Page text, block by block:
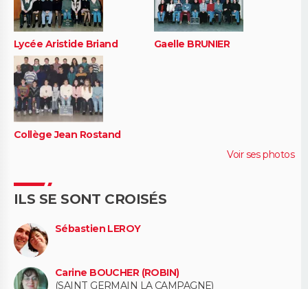
Lycée Aristide Briand Gaelle BRUNIER
Collège Jean Rostand
Voir ses photos
ILS SE SONT CROISÉS
Sébastien LEROY
Carine BOUCHER (ROBIN)
(SAINT GERMAIN LA CAMPAGNE)